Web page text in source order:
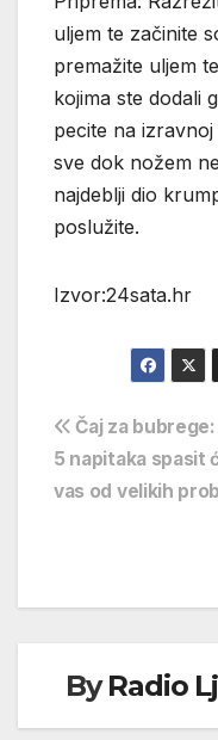
uljem te začinite
premažite uljem
kojima ste dodali
pecite na
sve dok nožem
najdeblji dio
poslužite.
Izvor:24sata.hr
objava
Čaj za
5 napitaka spasit
vas od velikih
ByRadio